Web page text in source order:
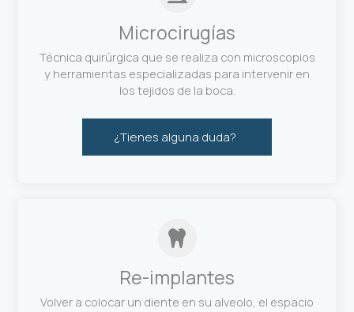
Microcirugías
Técnica quirúrgica que se realiza con microscopios
y herramientas especializadas para intervenir en
los tejidos de la boca.
¿Tienes alguna duda?
Re-implantes
Volver a colocar un diente en su alveolo, el espacio